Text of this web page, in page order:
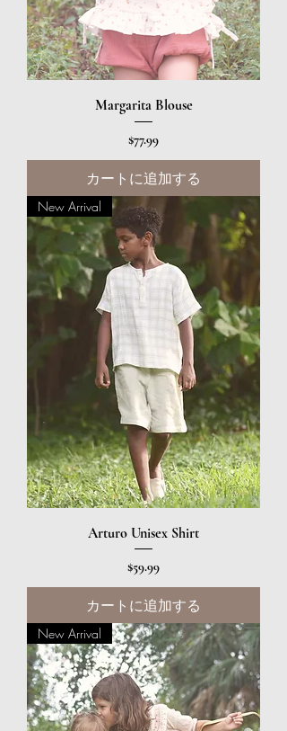
Margarita Blouse
価格
$77.99
カートに追加する
New Arrival
Arturo Unisex Shirt
価格
$59.99
カートに追加する
New Arrival